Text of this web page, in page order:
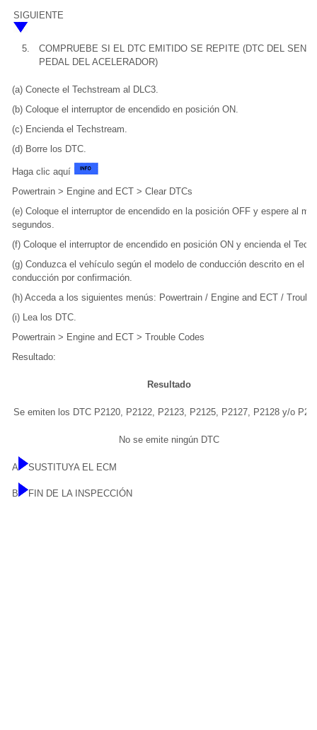
SIGUIENTE
5.
COMPRUEBE SI EL DTC EMITIDO SE REPITE (DTC DEL
PEDAL DEL ACELERADOR)
(a) Conecte el Techstream al DLC3.
(b) Coloque el interruptor de encendido en posición ON.
(c) Encienda el Techstream.
(d) Borre los DTC.
Haga clic aquí
Powertrain > Engine and ECT > Clear DTCs
(e) Coloque el interruptor de encendido en la posición OFF y espere al
segundos.
(f) Coloque el interruptor de encendido en posición ON y encienda el
(g) Conduzca el vehículo según el modelo de conducción descrito en el
conducción por confirmación.
(h) Acceda a los siguientes menús: Powertrain / Engine and ECT /
(i) Lea los DTC.
Powertrain > Engine and ECT > Trouble Codes
Resultado:
Resultado
Se emiten los DTC P2120, P2122, P2123, P2125, P2127, P2128 y/o
No se emite ningún DTC
A SUSTITUYA EL ECM
B FIN DE LA INSPECCIÓN